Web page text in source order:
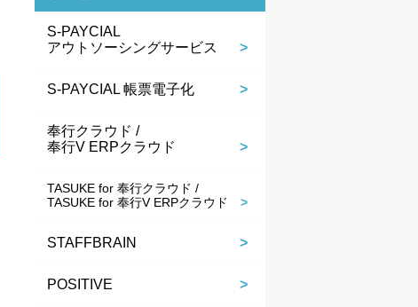
S-PAYCIAL
アウトソーシングサービス
S-PAYCIAL 帳票電子化
奉行クラウド /
奉行V ERPクラウド
TASUKE for 奉行クラウド /
TASUKE for 奉行V ERPクラウド
STAFFBRAIN
POSITIVE